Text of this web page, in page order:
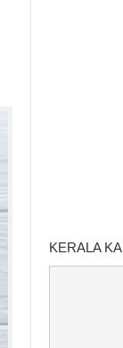
KERALA